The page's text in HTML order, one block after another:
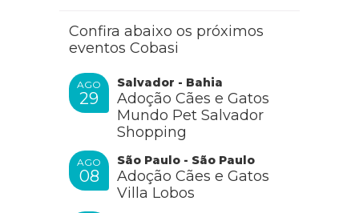
Confira abaixo os próximos
eventos Cobasi
AGO
29
Salvador - Bahia
Adoção Cães e Gatos
Mundo Pet Salvador
Shopping
AGO
08
São Paulo - São Paulo
Adoção Cães e Gatos
Villa Lobos